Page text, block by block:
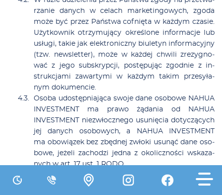
rza­nie da­nych w ce­lach mar­ke­tin­go­wych, zgo­da
mo­że być przez Pań­stwa cof­nię­ta w każ­dym cza­sie.
Użyt­kow­nik otrzy­mu­ją­cy okre­ślo­ne in­for­ma­cje lub
usłu­gi, ta­kie jak elek­tro­nicz­ny biu­le­tyn in­for­ma­cyj­ny
(tzw. new­slet­ter), mo­że w każ­dej chwi­li zre­zy­gno­
wać z je­go sub­skryp­cji, po­stę­pu­jąc zgod­nie z in­
struk­cja­mi za­war­ty­mi w każ­dym ta­kim prze­sy­ła­
nym do­ku­men­cie.
Oso­ba udo­stęp­nia­ją­ca swo­je da­ne oso­bo­we NAHUA
INVESTMENT ma pra­wo żą­da­nia od NAHUA
INVESTMENT nie­zwłocz­ne­go usu­nię­cia do­ty­czą­cych
jej da­nych oso­bo­wych, a NAHUA INVESTMENT
ma obo­wią­zek bez zbęd­nej zwło­ki usu­nąć da­ne oso­
bo­we, je­że­li za­cho­dzi jed­na z oko­licz­no­ści wska­za­
nych w art. 17 ust. 1 RODO.
Oso­by udo­stęp­nia­ją­ce swo­je da­ne oso­bo­we NAHUA
INVESTMENT ma­ją pra­wo żą­dać ogra­ni­cze­nia prze­